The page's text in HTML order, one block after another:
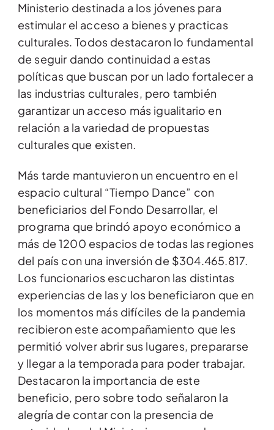
Ministerio destinada a los jóvenes para
estimular el acceso a bienes y practicas
culturales. Todos destacaron lo fundamental
de seguir dando continuidad a estas
políticas que buscan por un lado fortalecer a
las industrias culturales, pero también
garantizar un acceso más igualitario en
relación a la variedad de propuestas
culturales que existen.
Más tarde mantuvieron un encuentro en el
espacio cultural “Tiempo Dance” con
beneficiarios del Fondo Desarrollar, el
programa que brindó apoyo económico a
más de 1200 espacios de todas las regiones
del país con una inversión de $304.465.817.
Los funcionarios escucharon las distintas
experiencias de las y los beneficiaron que en
los momentos más difíciles de la pandemia
recibieron este acompañamiento que les
permitió volver abrir sus lugares, prepararse
y llegar a la temporada para poder trabajar.
Destacaron la importancia de este
beneficio, pero sobre todo señalaron la
alegría de contar con la presencia de